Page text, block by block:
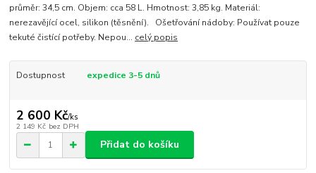
průměr: 34,5 cm. Objem: cca 58 L. Hmotnost: 3,85 kg. Materiál:
nerezavějící ocel, silikon (těsnění). Ošetřování nádoby: Používat pouze
tekuté čistící potřeby. Nepou... celý popis
Dostupnost expedice 3-5 dnů
2 600 Kč/ks
2 149 Kč bez DPH
Přidat do košíku